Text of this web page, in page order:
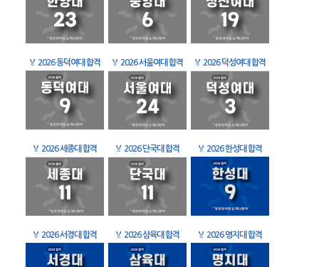
🏅 2026 동덕여대 합격 🏅 2026 서울여대 합격 🏅 2026 덕성여대 합격
🏅 2026 세종대 합격 🏅 2026 단국대 합격 🏅 2026 한성대 합격
🏅 2026 서경대 합격 🏅 2026 삼육대 합격 🏅 2026 명지대 합격